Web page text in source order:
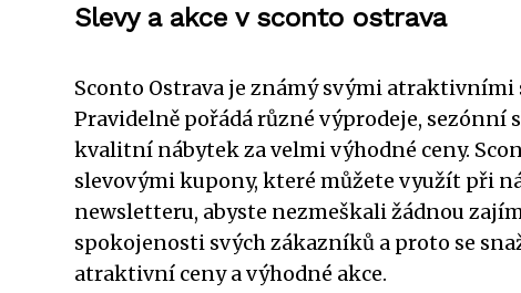
Slevy a akce v sconto ostrava
Sconto Ostrava je známý svými
Pravidelně pořádá různé výprodeje,
kvalitní nábytek za velmi výhodné ceny.
slevovými kupony, které můžete využít při
newsletteru, abyste nezmeškali žádnou
spokojenosti svých zákazníků a proto se
atraktivní ceny a výhodné akce.